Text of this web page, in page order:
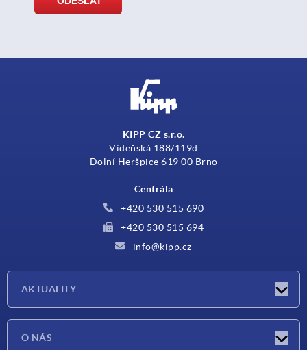
KIPP CZ s.r.o.
Vídeňská 188/119d
Dolní Heršpice 619 00 Brno
Centrála
+420 530 515 690
+420 530 515 694
info@kipp.cz
AKTUALITY
O NÁS